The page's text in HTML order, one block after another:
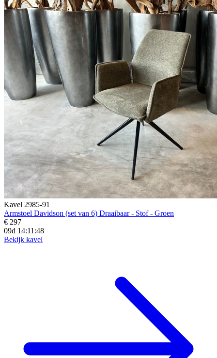
Kavel 2985-91
Armstoel Davidson (set van 6) Draaibaar - Stof - Groen
€ 297
09d 14:11:47
Bekijk kavel